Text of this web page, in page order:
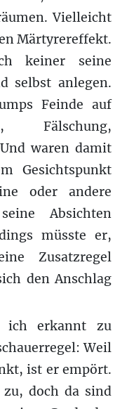
Vielleicht
Märtyrereffekt.
keiner seine
selbst anlegen.
Feinde auf
Fälschung,
waren damit
Gesichtspunkt
oder andere
Absichten
müsste er,
Zusatzregel
den Anschlag
ich erkannt zu
Weil
ist er empört.
doch da sind